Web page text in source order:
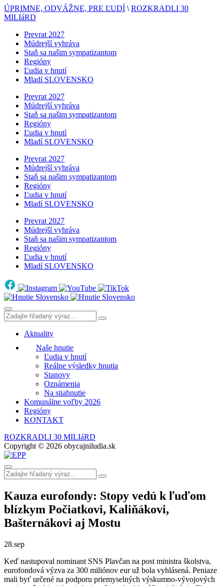
ÚPRIMNE, ODVÁŽNE, PRE ĽUDÍ \ ROZKRADLI 30
MILIáRD
Prevrat 2027
Múdrejší vyhráva
Staň sa našim sympatizantom
Regióny
Ľudia v hnutí
Mladí SLOVENSKO
Prevrat 2027
Múdrejší vyhráva
Staň sa našim sympatizantom
Regióny
Ľudia v hnutí
Mladí SLOVENSKO
Prevrat 2027
Múdrejší vyhráva
Staň sa našim sympatizantom
Regióny
Ľudia v hnutí
Mladí SLOVENSKO
Prevrat 2027
Múdrejší vyhráva
Staň sa našim sympatizantom
Regióny
Ľudia v hnutí
Mladí SLOVENSKO
Aktuality
Naše hnutie
Ľudia v hnutí
Reálne výsledky hnutia
Stanovy
Oznámenia
Na stiahnutie
Komunálne voľby 2026
Regióny
KONTAKT
ROZKRADLI 30 MILIáRD
Copyright © 2026 obycajniludia.sk
Kauza eurofondy: Stopy vedú k ľuďom
blízkym Počiatkovi, Kaliňákovi,
Bašternákovi aj Mostu
28.sep
Keď nastupoval nominant SNS Plavčan na post ministra školstva,
eurofondová výzva za 300 miliónov eur už bola vyhlásená. Peniaze
mali byť určené na podporu priemyselných výskumno-vývojových